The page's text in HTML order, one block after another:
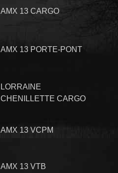
AMX 13 CARGO
AMX 13 PORTE-PONT
LORRAINE
CHENILLETTE CARGO
AMX 13 VCPM
AMX 13 VTB